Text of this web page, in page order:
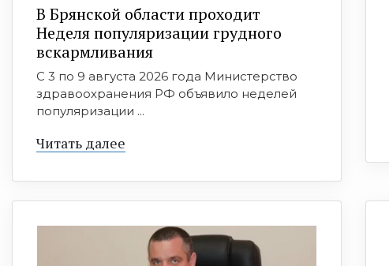
В Брянской области проходит
Неделя популяризации грудного
вскармливания
С 3 по 9 августа 2026 года Министерство
здравоохранения РФ объявило неделей
популяризации ...
Читать далее